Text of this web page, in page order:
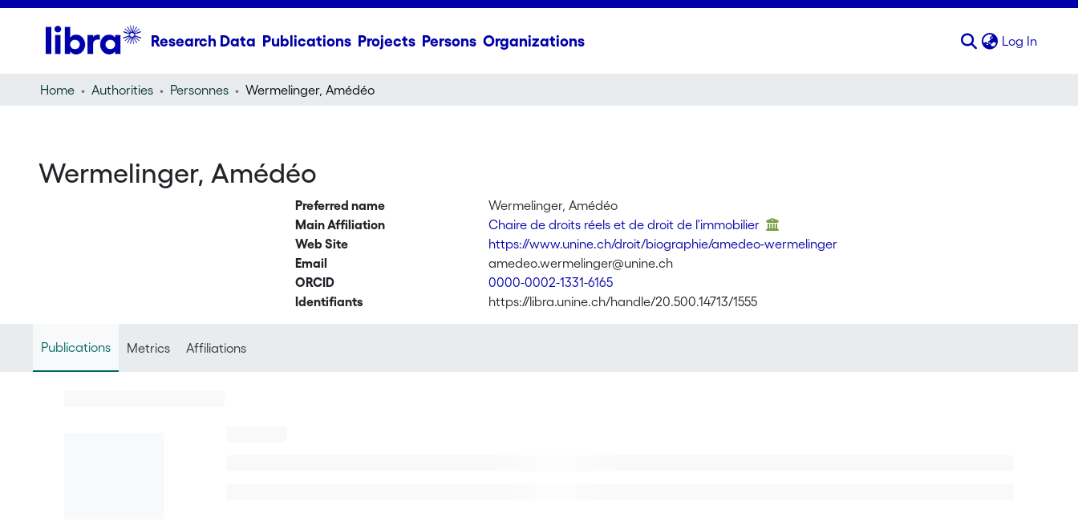
Research Data Publications Projects Persons Organizations Log In
Home Authorities Personnes Wermelinger, Amédéo
Wermelinger, Amédéo
Preferred name
Wermelinger, Amédéo
Main Affiliation
Chaire de droits réels et de droit de l'immobilier
Web Site
https://www.unine.ch/droit/biographie/amedeo-wermelinger
Email
amedeo.wermelinger@unine.ch
ORCID
0000-0002-1331-6165
Identifiants
https://libra.unine.ch/handle/20.500.14713/1555
Publications Metrics Affiliations